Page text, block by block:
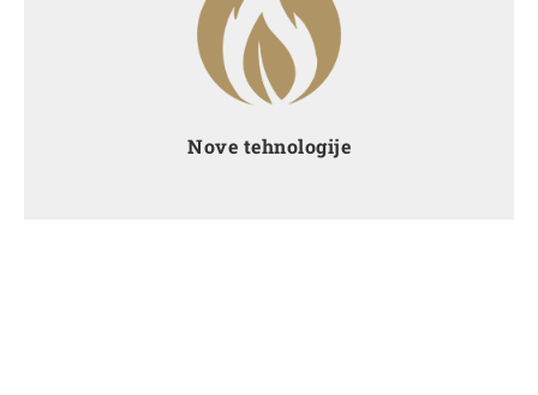
Nove tehnologije
Takvo kruženje energije unutar sustava donosi
višestruke sinergijske učinke kojima ostvarujemo
troškovne prednosti.